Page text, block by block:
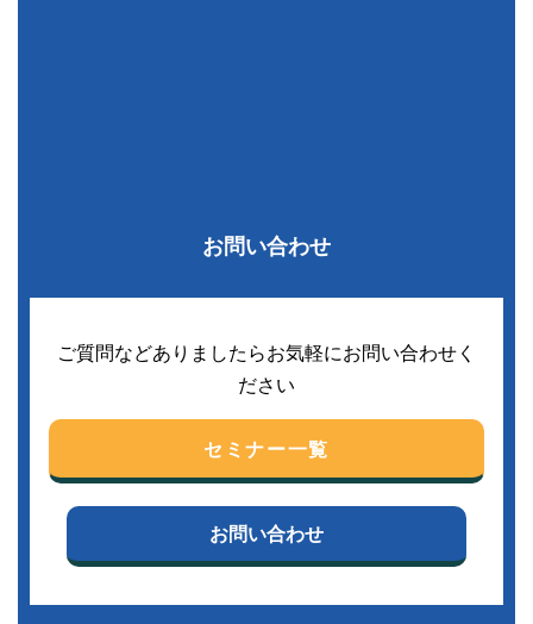
お問い合わせ
ご質問などありましたらお気軽にお問い合わせく
ださい
セミナー一覧
お問い合わせ